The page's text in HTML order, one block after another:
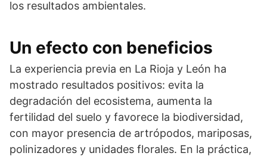
los resultados ambientales.
Un efecto con beneficios
La experiencia previa en La Rioja y León ha
mostrado resultados positivos: evita la
degradación del ecosistema, aumenta la
fertilidad del suelo y favorece la biodiversidad,
con mayor presencia de artrópodos, mariposas,
polinizadores y unidades florales. En la práctica,